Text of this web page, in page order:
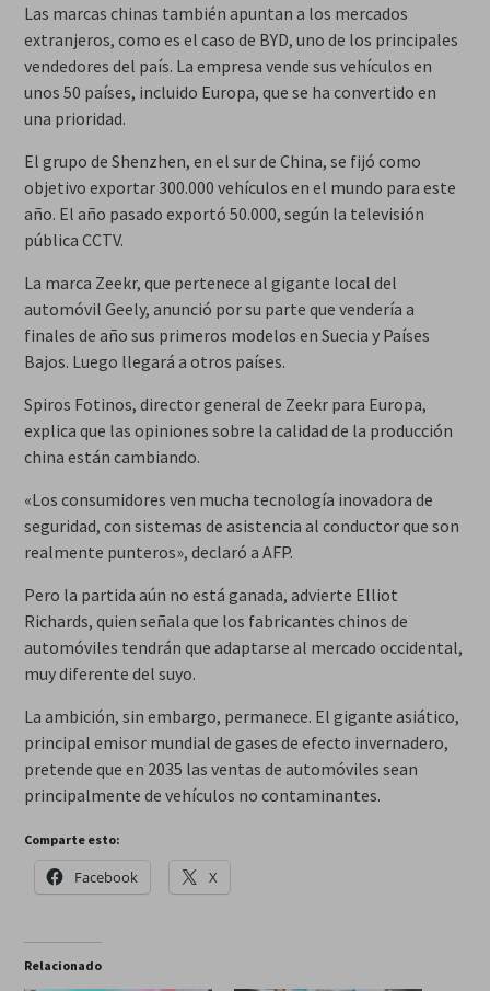
Las marcas chinas también apuntan a los mercados
extranjeros, como es el caso de BYD, uno de los principales
vendedores del país. La empresa vende sus vehículos en
unos 50 países, incluido Europa, que se ha convertido en
una prioridad.
El grupo de Shenzhen, en el sur de China, se fijó como
objetivo exportar 300.000 vehículos en el mundo para este
año. El año pasado exportó 50.000, según la televisión
pública CCTV.
La marca Zeekr, que pertenece al gigante local del
automóvil Geely, anunció por su parte que vendería a
finales de año sus primeros modelos en Suecia y Países
Bajos. Luego llegará a otros países.
Spiros Fotinos, director general de Zeekr para Europa,
explica que las opiniones sobre la calidad de la producción
china están cambiando.
«Los consumidores ven mucha tecnología inovadora de
seguridad, con sistemas de asistencia al conductor que son
realmente punteros», declaró a AFP.
Pero la partida aún no está ganada, advierte Elliot
Richards, quien señala que los fabricantes chinos de
automóviles tendrán que adaptarse al mercado occidental,
muy diferente del suyo.
La ambición, sin embargo, permanece. El gigante asiático,
principal emisor mundial de gases de efecto invernadero,
pretende que en 2035 las ventas de automóviles sean
principalmente de vehículos no contaminantes.
Comparte esto:
Facebook X
Relacionado